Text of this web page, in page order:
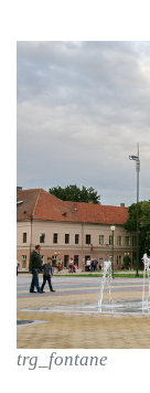
trg_fontane